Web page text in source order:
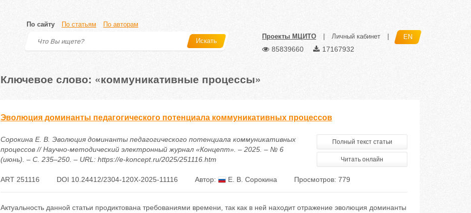
По сайту По статьям По авторам
Искать
Проекты МЦИТО Личный кабинет EN
85839660 17167932
Ключевое слово: «коммуникативные процессы»
Эволюция доминанты педагогического потенциала коммуникативных процессов
Сорокина Е. В. Эволюция доминанты педагогического потенциала коммуникативных
процессов // Научно-методический электронный журнал «Концепт». – 2025. – № 6
(июнь). – С. 235–250. – URL: https://e-koncept.ru/2025/251116.htm
Полный текст статьи
Читать онлайн
ART 251116 DOI 10.24412/2304-120X-2025-11116 Автор: Е. В. Сорокина Просмотров: 779
Актуальность данной статьи продиктована требованиями времени, так как в ней находит отражение эволюция доминанты